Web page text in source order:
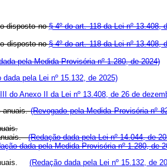
o disposto no§ 4º do art. 118 da Lei nº 13.408,
o disposto no§ 4º do art. 118 da Lei nº 13.408,
pela Medida Provisória nº 1.280, de 2024)
dada pela Lei nº 15.132, de 2025)
do Anexo II da Lei nº 13.408, de 26 de
anuais.(Revogado pela Medida Provisória nº
anuais.(Redação dada pela Lei nº 14.044, de
dada pela Medida Provisória nº 1.280, de
(Redação dada pela Lei nº 15.132, de